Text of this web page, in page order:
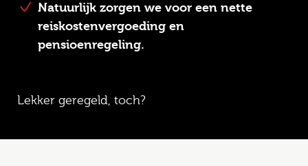
Natuurlijk zorgen we voor een nette
reiskostenvergoeding en
pensioenregeling.
Lekker geregeld, toch?